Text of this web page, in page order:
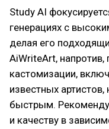
Study AI
генерациях с
делая его
AiWriteArt,
кастомизации,
известных
быстрым.
и качеству в